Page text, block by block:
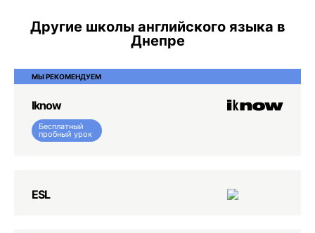
Другие школы английского языка в
Днепре
МЫ РЕКОМЕНДУЕМ
Iknow
Бесплатный
пробный урок
ESL